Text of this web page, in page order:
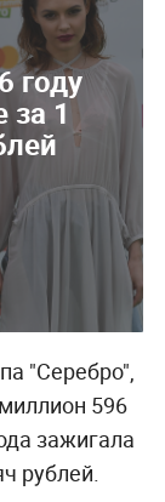
году
за 1
"Серебро",
596
зажигала
рублей.